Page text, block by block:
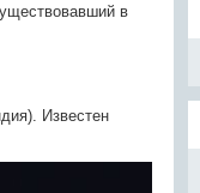
в
Известен